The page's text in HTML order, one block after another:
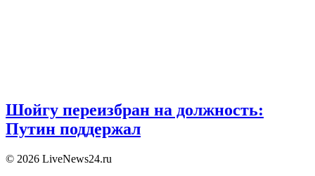
Шойгу переизбран на должность:
Путин поддержал
© 2026 LiveNews24.ru